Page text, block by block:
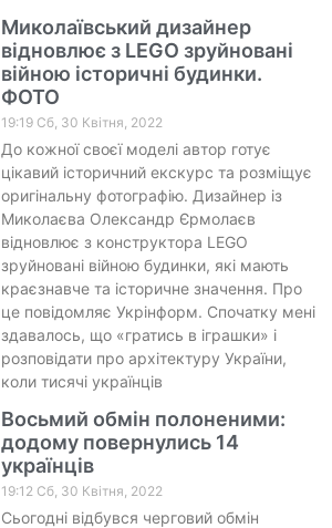
Миколаївський дизайнер
відновлює з LEGO зруйновані
війною історичні будинки.
ФОТО
19:19 Сб, 30 Квітня, 2022
До кожної своєї моделі автор готує
цікавий історичний екскурс та розміщує
оригінальну фотографію. Дизайнер із
Миколаєва Олександр Єрмолаєв
відновлює з конструктора LEGO
зруйновані війною будинки, які мають
краєзнавче та історичне значення. Про
це повідомляє Укрінформ. Спочатку мені
здавалось, що «гратись в іграшки» і
розповідати про архітектуру України,
коли тисячі українців
Восьмий обмін полоненими:
додому повернулись 14
українців
19:12 Сб, 30 Квітня, 2022
Сьогодні відбувся черговий обмін